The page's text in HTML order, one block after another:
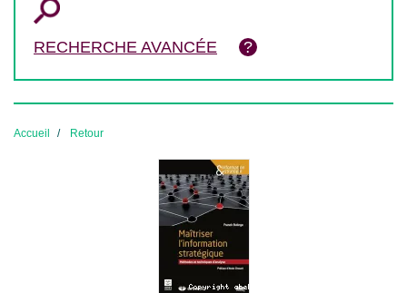
RECHERCHE AVANCÉE
Accueil Retour